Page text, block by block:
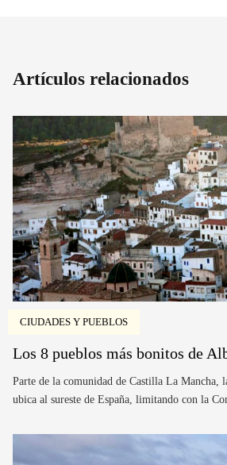
Artículos relacionados
CIUDADES Y PUEBLOS
Los 8 pueblos más bonitos de
Parte de la comunidad de Castilla La Mancha,
ubica al sureste de España, limitando con la